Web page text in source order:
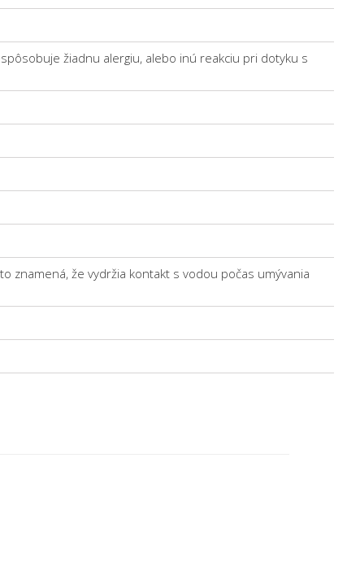
žiadnu alergiu, alebo inú reakciu pri dotyku s
znamená, že vydržia kontakt s vodou počas umývania